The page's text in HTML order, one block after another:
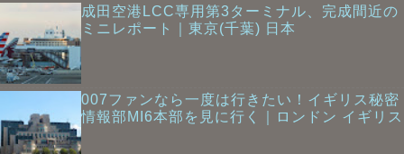
成田空港LCC専用第3ターミナル、完成間近の
ミニレポート｜東京(千葉) 日本
007ファンなら一度は行きたい！イギリス秘密
情報部MI6本部を見に行く｜ロンドン イギリス